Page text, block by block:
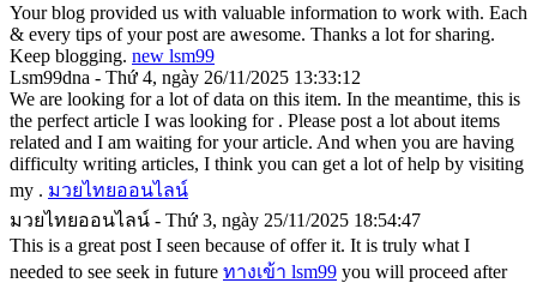
Your blog provided us with valuable information to work with. Each
& every tips of your post are awesome. Thanks a lot for sharing.
Keep blogging. new lsm99
Lsm99dna - Thứ 4, ngày 26/11/2025 13:33:12
We are looking for a lot of data on this item. In the meantime, this is
the perfect article I was looking for . Please post a lot about items
related and I am waiting for your article. And when you are having
difficulty writing articles, I think you can get a lot of help by visiting
my . มวยไทยออนไลน์
มวยไทยออนไลน์ - Thứ 3, ngày 25/11/2025 18:54:47
This is a great post I seen because of offer it. It is truly what I
needed to see seek in future ทางเข้า lsm99 you will proceed after